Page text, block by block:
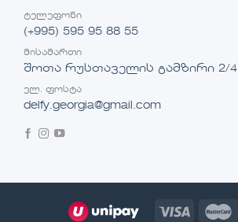
ტელეფონი
(+995) 595 95 88 55
მისამართი
შოთა რუსთაველის გამზირი 2/4
ელ. ფოსტა
delfy.georgia@gmail.com